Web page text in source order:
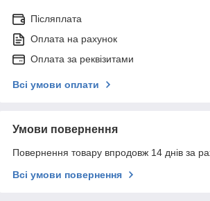
Післяплата
Оплата на рахунок
Оплата за реквізитами
Всі умови оплати
Умови повернення
Повернення товару впродовж 14 днів за
Всі умови повернення